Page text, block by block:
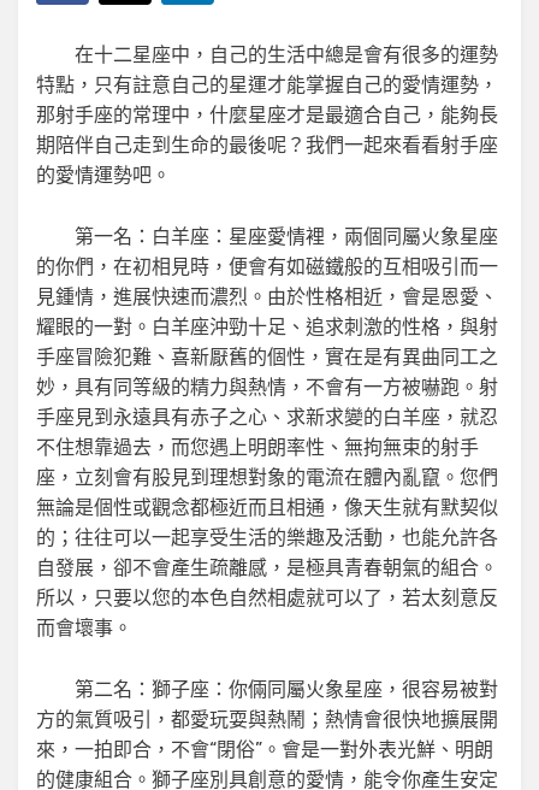
在十二星座中，自己的生活中總是會有很多的運勢
特點，只有註意自己的星運才能掌握自己的愛情運勢，
那射手座的常理中，什麼星座才是最適合自己，能夠長
期陪伴自己走到生命的最後呢？我們一起來看看射手座
的愛情運勢吧。
第一名：白羊座：星座愛情裡，兩個同屬火象星座
的你們，在初相見時，便會有如磁鐵般的互相吸引而一
見鍾情，進展快速而濃烈。由於性格相近，會是恩愛、
耀眼的一對。白羊座沖勁十足、追求刺激的性格，與射
手座冒險犯難、喜新厭舊的個性，實在是有異曲同工之
妙，具有同等級的精力與熱情，不會有一方被嚇跑。射
手座見到永遠具有赤子之心、求新求變的白羊座，就忍
不住想靠過去，而您遇上明朗率性、無拘無束的射手
座，立刻會有股見到理想對象的電流在體內亂竄。您們
無論是個性或觀念都極近而且相通，像天生就有默契似
的；往往可以一起享受生活的樂趣及活動，也能允許各
自發展，卻不會產生疏離感，是極具青春朝氣的組合。
所以，只要以您的本色自然相處就可以了，若太刻意反
而會壞事。
第二名：獅子座：你倆同屬火象星座，很容易被對
方的氣質吸引，都愛玩耍與熱鬧；熱情會很快地擴展開
來，一拍即合，不會“閉俗”。會是一對外表光鮮、明朗
的健康組合。獅子座別具創意的愛情，能令你產生安定